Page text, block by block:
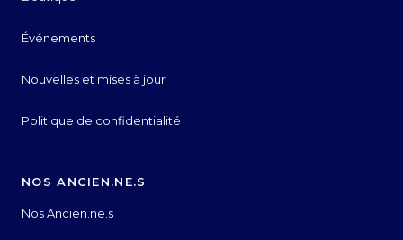
Événements
Nouvelles et mises à jour
Politique de confidentialité
NOS ANCIEN.NE.S
Nos Ancien.ne.s